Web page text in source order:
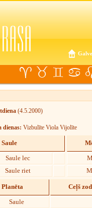
(4.5.2000)
dienas: Vizbulīte Viola Vijolīte
Saule
Saule lec
Saule riet
Planēta Ceļš
Saule